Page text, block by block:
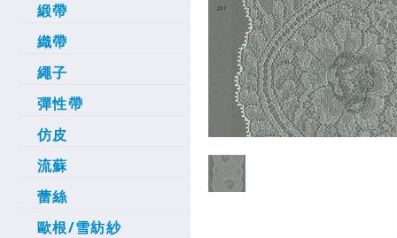
緞帶
織帶
繩子
彈性帶
仿皮
流蘇
蕾絲
歐根/雪紡紗